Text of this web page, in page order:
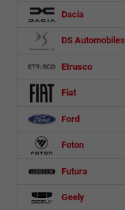
Dacia
DS Automobiles
Etrusco
Fiat
Ford
Foton
Futura
Geely